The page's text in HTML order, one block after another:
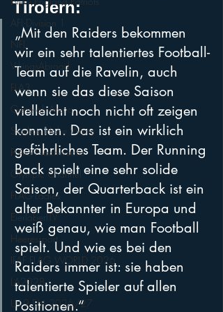
AFL-Division 1
NFL
VikingsAbroad
FLA3
Generali Arena
Stadion Hohe Warte
FLAG-Nachwuchs
Olympic Channel
FLAG-Ladies
EierlaberlTV
Heeressport
IFAF FLAG WORLD 2026
LA2028
U19 EM 2026/27
Tirolern:
„Mit den Raiders bekommen
wir ein sehr talentiertes Football-
Team auf die Ravelin, auch
wenn sie das diese Saison
vielleicht noch nicht oft zeigen
konnten. Das ist ein wirklich
gefährliches Team. Der Running
Back spielt eine sehr solide
Saison, der Quarterback ist ein
alter Bekannter in Europa und
weiß genau, wie man Football
spielt. Und wie es bei den
Raiders immer ist: sie haben
talentierte Spieler auf allen
Positionen.“